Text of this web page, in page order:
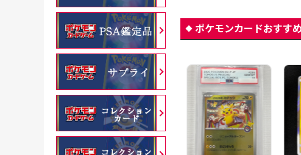
ポケモンカードおすす